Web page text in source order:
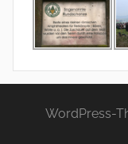
WordPress-